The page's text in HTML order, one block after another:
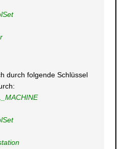
durch folgende Schlüssel